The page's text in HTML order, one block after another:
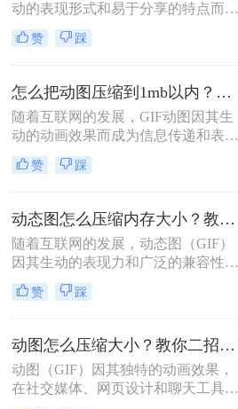
动的表现形式和易于分享的特点而广
受欢迎。然而，较大的GIF文件不仅
占用大量存储空间，还会拖慢网页加
太大怎么压缩变小呢？为了帮助您更
有效地管理这些动态图像，本文将介
绍两种不同的方法来压缩GIF文件，
使其体积变得更小，同时尽量保持原
有的动画效果。
赞 踩
怎么把动图压缩到1mb以内？这4个压缩方法快来学！
随着互联网的发展，GIF动图因其生
动的动画效果而成为信息传递和表达
情感的重要方式之一。然而，过大的
GIF文件不仅占用大量存储空间，还
台上传失败。因此，学会怎么把动图
压缩到1mb以内变得尤为重要。本文
将介绍四种实用的方法，帮助您轻松
地将GIF动图压缩到1MB以内。
赞 踩
动态图怎么压缩内存大小？教你两种实用的方法！
随着互联网的发展，动态图（GIF）
因其生动的表现力和广泛的兼容性而
受到越来越多用户的喜爱。然而，较
大的文件体积不仅增加了存储成本，
验。因此，掌握有效的GIF压缩技术
变得至关重要。那么动态图怎么压缩
内存大小呢？本文将介绍两种实用的
方法来压缩GIF文件大小。
赞 踩
动图怎么压缩大小？教你二招压缩动图大小！
动图（GIF）因其独特的动画效果，
在社交媒体、网页设计和聊天工具中